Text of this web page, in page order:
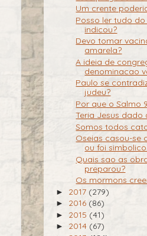
Um crente
Posso ler tudo
indicou?
Devo tomar
amarela?
A ideia de
denominacao
Paulo se
judeu?
Por que o Salmo
Teria Jesus dado
Somos todos
Oseias casou-se
ou foi
Quais sao as
preparou?
Os mormons
► 2017 (279)
► 2016 (86)
► 2015 (41)
► 2014 (67)